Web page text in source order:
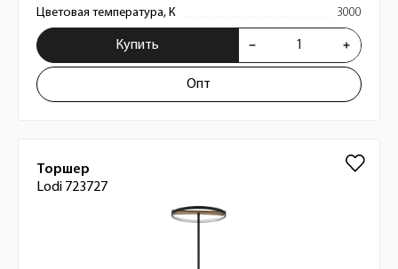
Цветовая температура, К 3000
Купить
Опт
Торшер
Lodi 723727